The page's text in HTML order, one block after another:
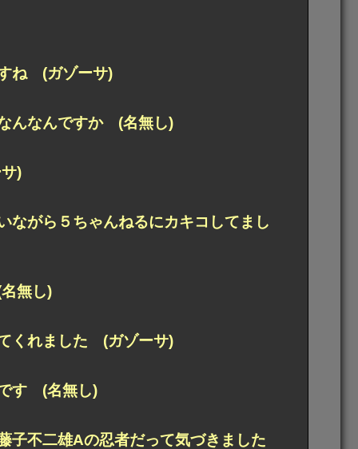
ね (ガゾーサ)
んなんですか (名無し)
)
ながら５ちゃんねるにカキコしてまし
無し)
くれました (ガゾーサ)
です (名無し)
子不二雄Aの忍者だって気づきました